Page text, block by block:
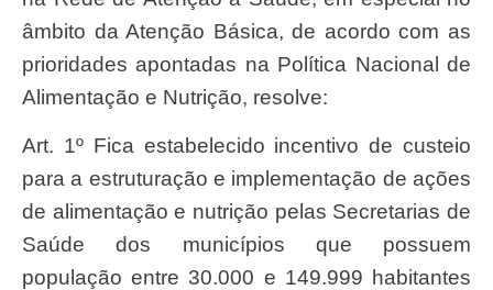
âmbito da Atenção Básica, de acordo com as
prioridades apontadas na Política Nacional de
Alimentação e Nutrição, resolve:
Art. 1º Fica estabelecido incentivo de custeio
para a estruturação e implementação de ações
de alimentação e nutrição pelas Secretarias de
Saúde dos municípios que possuem
população entre 30.000 e 149.999 habitantes